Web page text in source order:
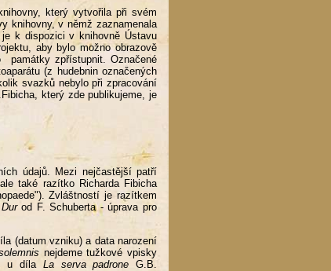
který vytvořila při svém
knihovny, v němž zaznamenala
k dispozici v knihovně Ústavu
aby bylo možno obrazově
památky zpřístupnit. Označené
(z hudebnin označených
svazků nebylo při zpracování
který zde publikujeme, je
údajů. Mezi nejčastější patří
také razítko Richarda Fibicha
Zvláštností je razítkem
od F. Schuberta - úprava pro
(datum vzniku) a data narození
nejdeme tužkové vpisky
u díla La serva padrone G.B.